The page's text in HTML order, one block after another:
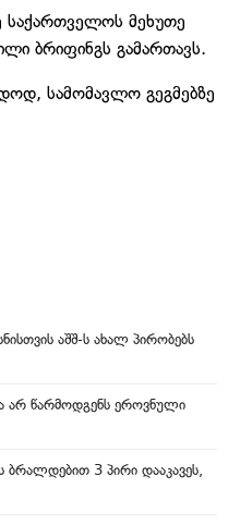
საქართველოს მეხუთე
ბრიფინგს გამართავს.
სამომავლო გეგმებზე
აშშ-ს ახალ პირობებს
არ წარმოდგენს ეროვნული
3 პირი დააკავეს,